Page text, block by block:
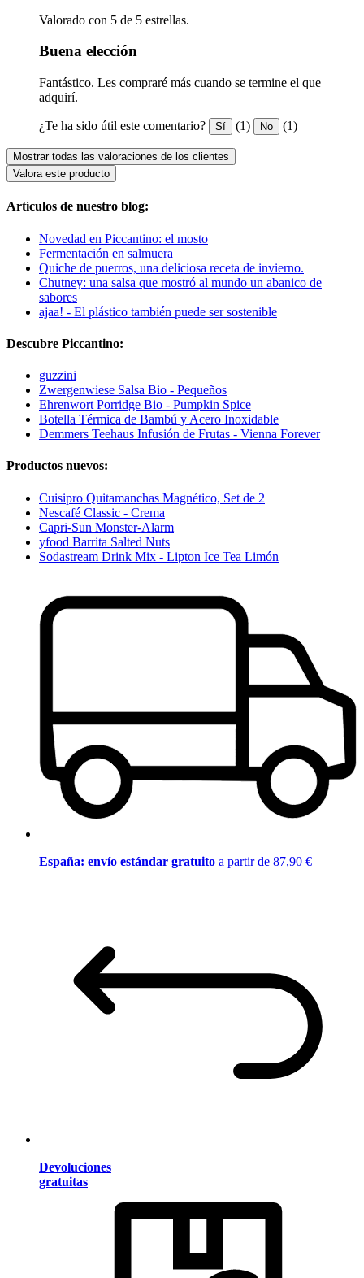
Valorado con 5 de 5 estrellas.
Buena elección
Fantástico. Les compraré más cuando se termine el que
adquirí.
¿Te ha sido útil este comentario? Sí (1) No (1)
Mostrar todas las valoraciones de los clientes
Valora este producto
Artículos de nuestro blog:
Novedad en Piccantino: el mosto
Fermentación en salmuera
Quiche de puerros, una deliciosa receta de invierno.
Chutney: una salsa que mostró al mundo un abanico de
sabores
ajaa! - El plástico también puede ser sostenible
Descubre Piccantino:
guzzini
Zwergenwiese Salsa Bio - Pequeños
Ehrenwort Porridge Bio - Pumpkin Spice
Botella Térmica de Bambú y Acero Inoxidable
Demmers Teehaus Infusión de Frutas - Vienna Forever
Productos nuevos:
Cuisipro Quitamanchas Magnético, Set de 2
Nescafé Classic - Crema
Capri-Sun Monster-Alarm
yfood Barrita Salted Nuts
Sodastream Drink Mix - Lipton Ice Tea Limón
España: envío estándar gratuito a partir de 87,90 €
Devoluciones
gratuitas